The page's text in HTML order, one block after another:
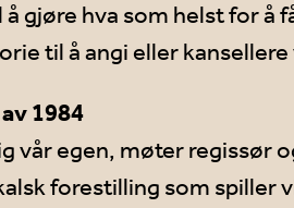
gjøre hva som helst for å
til å angi eller
1984
vår egen, møter regissør
forestilling som spiller